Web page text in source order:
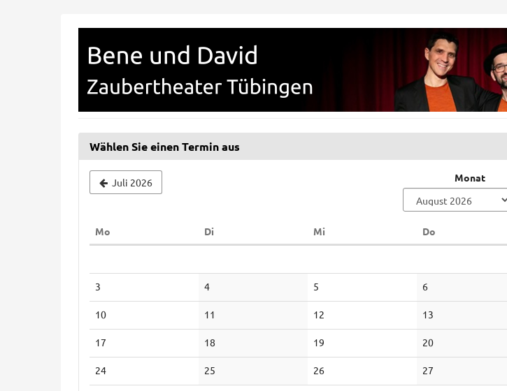
Zaubertheater
Tübingen
Wählen Sie einen Termin aus
Juli 2026 Monat
Mo Di Mi Do
3
Veranstaltungen
4Keine
Veranstaltungen
5
Veranstaltungen
6Keine
Veranstaltungen
10Keine
Veranstaltungen
11
Veranstaltungen
12
Veranstaltungen
13
Veranstaltungen
17
Veranstaltungen
18
Veranstaltungen
19
Veranstaltungen
20Keine
Veranstaltungen
24Keine
Veranstaltungen
25
Veranstaltungen
26Keine
Veranstaltungen
27
Veranstaltungen